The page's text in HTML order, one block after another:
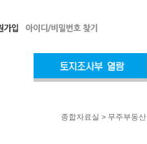
종합자료실 > 무주부동산